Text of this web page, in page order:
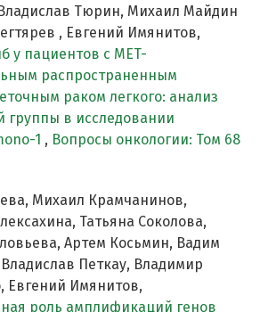
Тюрин, Михаил Майдин
, Евгений Имянитов,
у пациентов с MET-
распространенным
раком легкого: анализ
группы в исследовании
1 , Вопросы онкологии: Том 68
Михаил Крамчанинов,
Татьяна Соколова,
Артем Косьмин, Вадим
Петкау, Владимир
Евгений Имянитов,
роль амплификаций генов